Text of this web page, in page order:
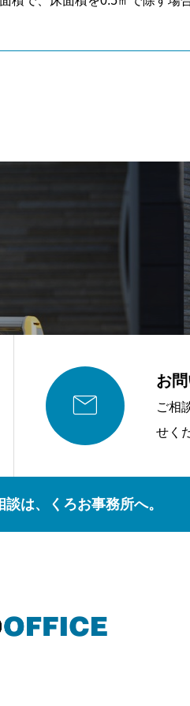

お
ご相
せく
は、くろお事務所へ。